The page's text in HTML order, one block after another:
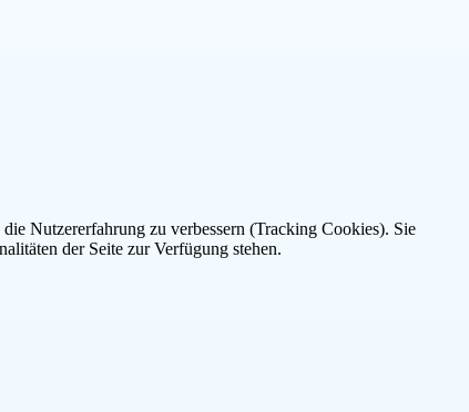
Nutzererfahrung zu verbessern (Tracking Cookies). Sie
der Seite zur Verfügung stehen.